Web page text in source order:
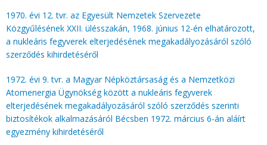
KÖZÉRDEKŰ ADATOK
JOGI SZABÁLYOZÁS, ÚTMUTATÓK
NYOMTATVÁNYOK, SZOFTVEREK
E-ÜGYINTÉZÉS
1970. évi 12. tvr. az Egyesült Nemzetek Szervezete
Közgyűlésének XXII. ülésszakán, 1968. június 12-én elhatározott,
a nukleáris fegyverek elterjedésének megakadályozásáról szóló
szerződés kihirdetéséről
1972. évi 9. tvr. a Magyar Népköztársaság és a Nemzetközi
Atomenergia Ügynökség között a nukleáris fegyverek
elterjedésének megakadályozásáról szóló szerződés szerinti
biztosítékok alkalmazásáról Bécsben 1972. március 6-án aláírt
egyezmény kihirdetéséről